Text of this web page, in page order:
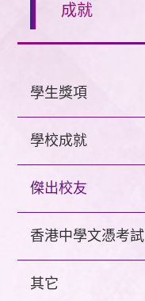
成就
學生獎項
學校成就
傑出校友
香港中學文憑考試
其它